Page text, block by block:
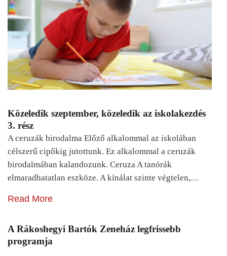
Közeledik szeptember, közeledik az iskolakezdés
3. rész
A ceruzák birodalma Előző alkalommal az iskolában
célszerű cipőkig jutottunk. Ez alkalommal a ceruzák
birodalmában kalandozunk. Ceruza A tanórák
elmaradhatatlan eszköze. A kínálat szinte végtelen,…
Read More
A Rákoshegyi Bartók Zeneház legfrissebb
programja